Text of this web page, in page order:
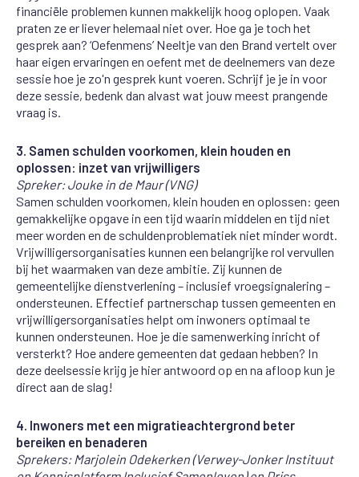
financiële problemen kunnen makkelijk hoog oplopen. Vaak
praten ze er liever helemaal niet over. Hoe ga je toch het
gesprek aan? ‘Oefenmens’ Neeltje van den Brand vertelt over
haar eigen ervaringen en oefent met de deelnemers van deze
sessie hoe je zo'n gesprek kunt voeren. Schrijf je je in voor
deze sessie, bedenk dan alvast wat jouw meest prangende
vraag is.
3. Samen schulden voorkomen, klein houden en
oplossen: inzet van vrijwilligers
Spreker: Jouke in de Maur (VNG)
Samen schulden voorkomen, klein houden en oplossen: geen
gemakkelijke opgave in een tijd waarin middelen en tijd niet
meer worden en de schuldenproblematiek niet minder wordt.
Vrijwilligersorganisaties kunnen een belangrijke rol vervullen
bij het waarmaken van deze ambitie. Zij kunnen de
gemeentelijke dienstverlening – inclusief vroegsignalering –
ondersteunen. Effectief partnerschap tussen gemeenten en
vrijwilligersorganisaties helpt om inwoners optimaal te
kunnen ondersteunen. Hoe je die samenwerking inricht of
versterkt? Hoe andere gemeenten dat gedaan hebben? In
deze deelsessie krijg je hier antwoord op en na afloop kun je
direct aan de slag!
4. Inwoners met een migratieachtergrond beter
bereiken en benaderen
Sprekers: Marjolein Odekerken (Verwey-Jonker Instituut